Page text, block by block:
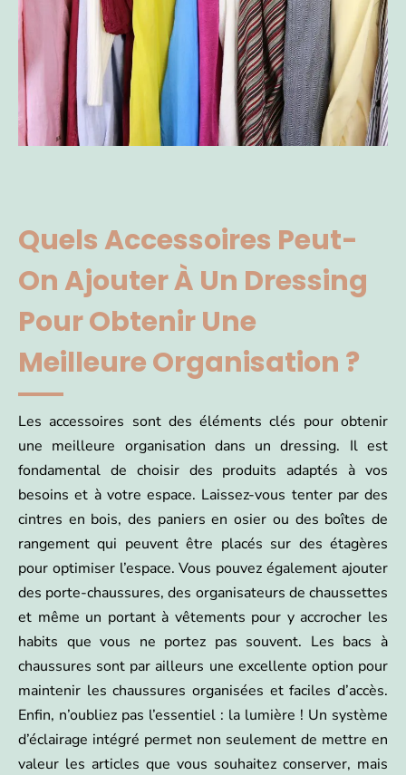
Quels Accessoires Peut-
On Ajouter À Un Dressing
Pour Obtenir Une
Meilleure Organisation ?
Les accessoires sont des éléments clés pour obtenir
une meilleure organisation dans un dressing. Il est
fondamental de choisir des produits adaptés à vos
besoins et à votre espace. Laissez-vous tenter par des
cintres en bois, des paniers en osier ou des boîtes de
rangement qui peuvent être placés sur des étagères
pour optimiser l’espace. Vous pouvez également ajouter
des porte-chaussures, des organisateurs de chaussettes
et même un portant à vêtements pour y accrocher les
habits que vous ne portez pas souvent. Les bacs à
chaussures sont par ailleurs une excellente option pour
maintenir les chaussures organisées et faciles d’accès.
Enfin, n’oubliez pas l’essentiel : la lumière ! Un système
d’éclairage intégré permet non seulement de mettre en
valeur les articles que vous souhaitez conserver, mais